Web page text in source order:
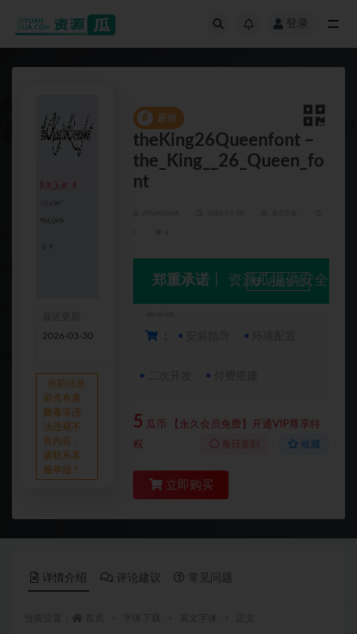
登录
2026-03-30
号
当前信息
若含有黄
赌毒等违
法违规不
良内容，
请联系客
服举报！
# 原创
theKing26Queenfont –
the_King__26_Queen_fo
nt
郑重承诺 丨 资源瓜提供安全
升级会员
：
5 瓜币
【永久会员免费】开通VIP尊享特
权
每日签到 收藏
立即购买
详情介绍 评论建议 常见问题